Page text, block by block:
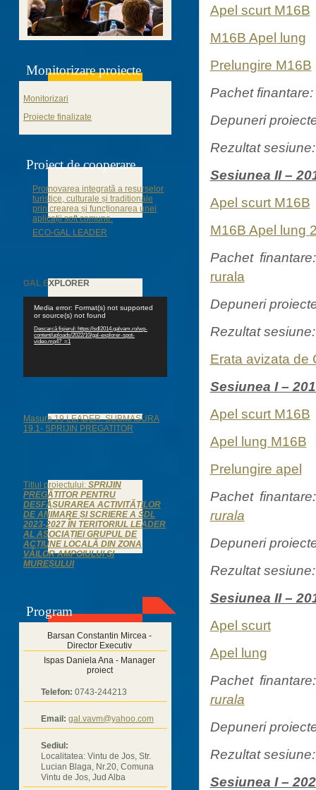
Apel scurt M16B
M16B Apel lung
Prelungire M16B
Pachet finantare:
Depuneri
Rezultat
Sesiunea II –
Apel scurt M16B
M16B Apel lung
Pachet finantare:
rurala
Depuneri
Rezultat sesiune:
Erata avizata de
Sesiunea I –
Apel scurt M16B
Apel lung M16B
Prelungire apel
Pachet
rurala
Depuneri
Rezultat
Sesiunea II –
Apel scurt
Apel lung
Pachet
rurala
Depuneri
Rezultat
Sesiunea I –
Monitorizare proiecte
Monitorizari
Proiecte finalizate
Proiect de cooperare
Promovarea integrată a resurselor
turistice, culturale și traditionale
prin crearea și funcționarea unei
aplicații soft comune.
ECO-GAL LEADER
GAL EXPLORER
videoMedia error: Format(s) not supported
or source(s) not found
Descarcă fișierul: https://sdl2014.galvam.ro/wp-
content/uploads/2022/10/gal-explorer-spot-
video.mp4?_=1
Masura 19 LEADER. SUBMASURA
19.1- SPRIJIN PREGATITOR
Titlul proiectului: SPRIJIN
PREGĂTITOR PENTRU
DESFĂȘURAREA ACTIVITĂȚILOR
DE ANIMARE ȘI SCRIERE A SDL
2023-2027 ÎN TERITORIUL LEADER
AL ASOCIAȚIEI GRUPUL DE
ACȚIUNE LOCALĂ DIN ZONA
VĂILOR AMPOIULUI ȘI
MUREȘULUI
Program
Barsan Constantin Mircea -
Director Executiv
Ispas Daniela Ana - Manager
proiect
Telefon: 0743-244213
Email: gal.vavm@yahoo.com
Sediul:
Localitatea: Vintu de Jos, Str.
Lucian Blaga, Nr.20, Comuna
Vintu de Jos, Jud Alba